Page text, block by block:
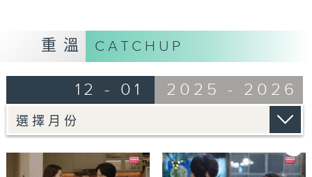
重溫 CATCHUP
12 - 01 2025 - 2026